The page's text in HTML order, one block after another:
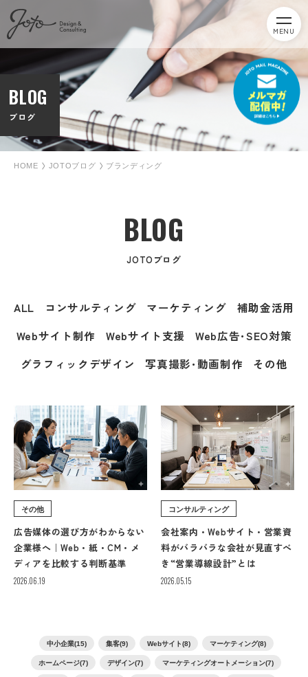
MENU
BLOG
ブログ
HOME JOTOブログ ブランディング
BLOG
JOTOブログ
ALL コンサルティング マーケティング
補助金活用
Webサイト制作
Webサイト支援
Web広告･SEO対策
グラフィックデザイン
写真撮影･動画制作 その他
その他
広告媒体の選び方がわからない
企業様へ｜Web・紙・CM・メ
ディアを比較する判断基準
2026.06.19
コンサルティング
会社案内・Webサイト・営業資
料がバラバラな会社が見直すべ
き“営業導線設計”とは
2026.05.15
中小企業(15) 集客(9) Webサイト(8) マーケティング(8)
ホームページ(7) デザイン(7) マーケティングオートメーション(7)